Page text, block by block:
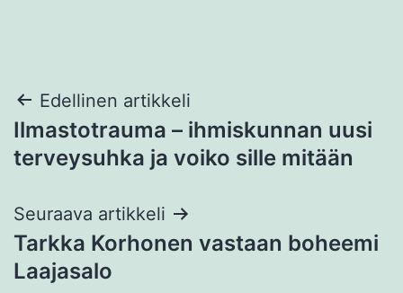
Artikkelien
selaus
Edellinen artikkeli
Ilmastotrauma – ihmiskunnan uusi
terveysuhka ja voiko sille mitään
Seuraava artikkeli
Tarkka Korhonen vastaan boheemi
Laajasalo